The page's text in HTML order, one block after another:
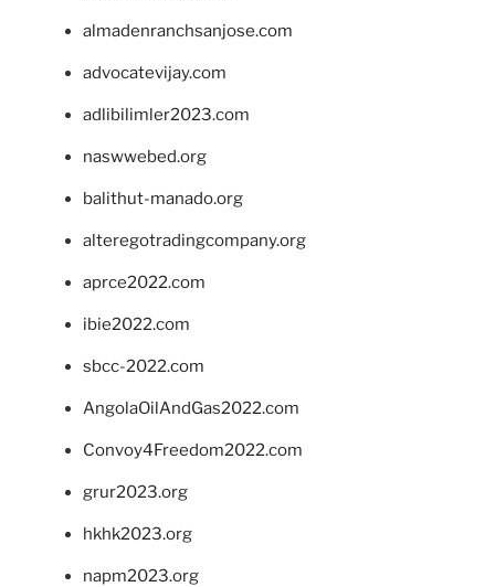
almadenranchsanjose.com
advocatevijay.com
adlibilimler2023.com
naswwebed.org
balithut-manado.org
alteregotradingcompany.org
aprce2022.com
ibie2022.com
sbcc-2022.com
AngolaOilAndGas2022.com
Convoy4Freedom2022.com
grur2023.org
hkhk2023.org
napm2023.org